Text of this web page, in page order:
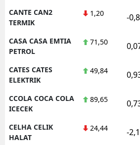
CANTE CAN2
TERMIK
1,20 -
CASA CASA EMTIA
PETROL
71,50
CATES CATES
ELEKTRIK
49,84
CCOLA COCA COLA
ICECEK
89,65
CELHA CELIK
HALAT
24,44 -